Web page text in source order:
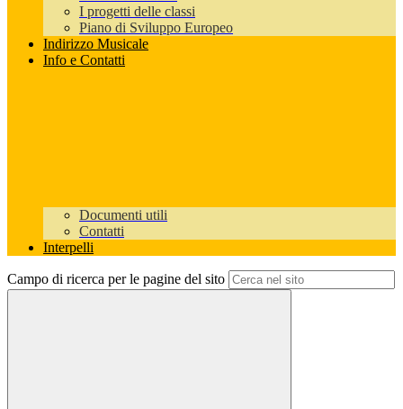
I progetti delle classi
Piano di Sviluppo Europeo
Indirizzo Musicale
Info e Contatti
Documenti utili
Contatti
Interpelli
Campo di ricerca per le pagine del sito